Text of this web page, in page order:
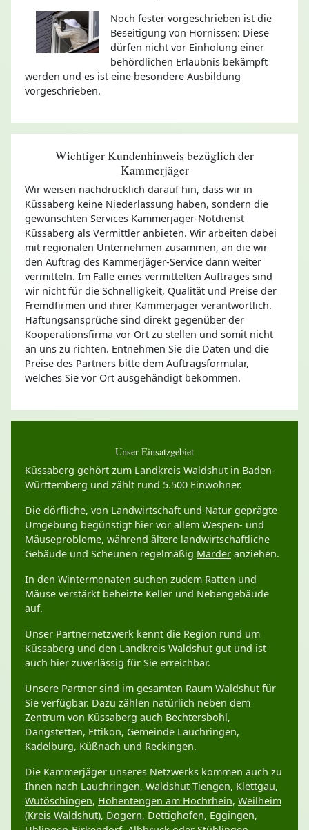
Noch fester vorgeschrieben ist die
Beseitigung von Hornissen: Diese
dürfen nicht vor Einholung einer
behördlichen Erlaubnis bekämpft
werden und es ist eine besondere Ausbildung
vorgeschrieben.
Wichtiger Kundenhinweis bezüglich der
Kammerjäger
Wir weisen nachdrücklich darauf hin, dass wir in
Küssaberg keine Niederlassung haben, sondern die
gewünschten Services Kammerjäger-Notdienst
Küssaberg als Vermittler anbieten. Wir arbeiten dabei
mit regionalen Unternehmen zusammen, an die wir
den Auftrag des Kammerjäger-Service dann weiter
vermitteln. Im Falle eines vermittelten Auftrages sind
wir nicht für die Schnelligkeit, Qualität und Preise der
Fremdfirmen und ihrer Kammerjäger verantwortlich.
Haftungsansprüche sind direkt gegenüber der
Kooperationsfirma vor Ort zu stellen und somit nicht
an uns zu richten. Entnehmen Sie die Daten und die
Preise des Partners bitte dem Auftragsformular,
welches Sie vor Ort ausgehändigt bekommen.
Unser Einsatzgebiet
Küssaberg gehört zum Landkreis Waldshut in Baden-
Württemberg und zählt rund 5.500 Einwohner.
Die dörfliche, von Landwirtschaft und Natur geprägte
Umgebung begünstigt hier vor allem Wespen- und
Mäuseprobleme, während ältere landwirtschaftliche
Gebäude und Scheunen regelmäßig Marder anziehen.
In den Wintermonaten suchen zudem Ratten und
Mäuse verstärkt beheizte Keller und Nebengebäude
auf.
Unser Partnernetzwerk kennt die Region rund um
Küssaberg und den Landkreis Waldshut gut und ist
auch hier zuverlässig für Sie erreichbar.
Unsere Partner sind im gesamten Raum Waldshut für
Sie verfügbar. Dazu zählen natürlich neben dem
Zentrum von Küssaberg auch Bechtersbohl,
Dangstetten, Ettikon, Gemeinde Lauchringen,
Kadelburg, Küßnach und Reckingen.
Die Kammerjäger unseres Netzwerks kommen auch zu
Ihnen nach Lauchringen, Waldshut-Tiengen, Klettgau,
Wutöschingen, Hohentengen am Hochrhein, Weilheim
(Kreis Waldshut), Dogern, Dettighofen, Eggingen,